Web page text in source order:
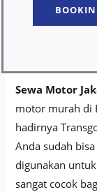
Sewa Motor
motor murah di
hadirnya
Anda sudah
digunakan
sangat cocok